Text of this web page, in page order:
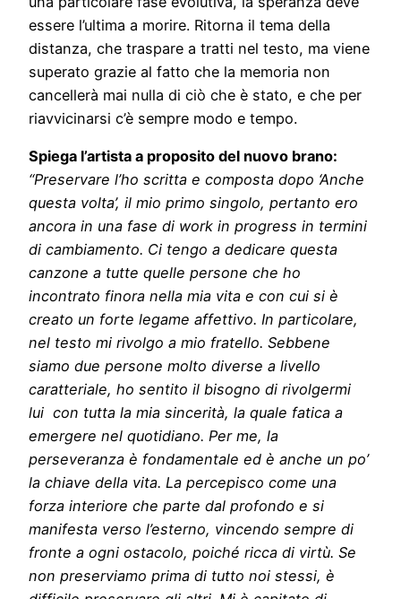
essere l’ultima a morire. Ritorna il tema della
distanza, che traspare a tratti nel testo, ma viene
superato grazie al fatto che la memoria non
cancellerà mai nulla di ciò che è stato, e che per
riavvicinarsi c’è sempre modo e tempo.
Spiega l’artista a proposito del nuovo brano:
“Preservare l’ho scritta e composta dopo ‘Anche
questa volta’, il mio primo singolo, pertanto ero
ancora in una fase di work in progress in termini
di cambiamento. Ci tengo a dedicare questa
canzone a tutte quelle persone che ho
incontrato finora nella mia vita e con cui si è
creato un forte legame affettivo. In particolare,
nel testo mi rivolgo a mio fratello. Sebbene
siamo due persone molto diverse a livello
caratteriale, ho sentito il bisogno di rivolgermi
lui con tutta la mia sincerità, la quale fatica a
emergere nel quotidiano. Per me, la
perseveranza è fondamentale ed è anche un po’
la chiave della vita. La percepisco come una
forza interiore che parte dal profondo e si
manifesta verso l’esterno, vincendo sempre di
fronte a ogni ostacolo, poiché ricca di virtù. Se
non preserviamo prima di tutto noi stessi, è